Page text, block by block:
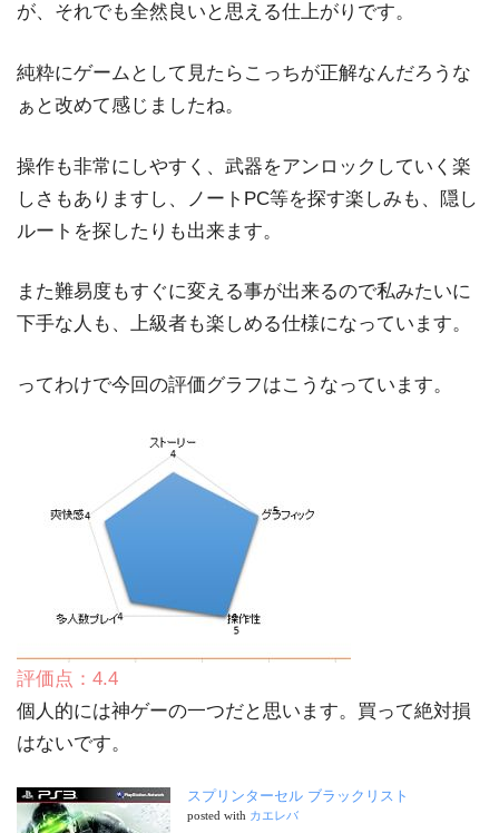
が、それでも全然良いと思える仕上がりです。
純粋にゲームとして見たらこっちが正解なんだろうな
ぁと改めて感じましたね。
操作も非常にしやすく、武器をアンロックしていく楽
しさもありますし、ノートPC等を探す楽しみも、隠し
ルートを探したりも出来ます。
また難易度もすぐに変える事が出来るので私みたいに
下手な人も、上級者も楽しめる仕様になっています。
ってわけで今回の評価グラフはこうなっています。
評価点：4.4
個人的には神ゲーの一つだと思います。買って絶対損
はないです。
スプリンターセル ブラックリスト
posted with カエレバ